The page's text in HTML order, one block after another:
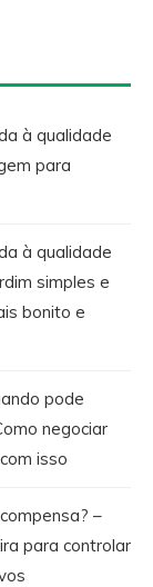
à qualidade
para
à qualidade
simples e
bonito e
pode
negociar
isso
–
para controlar